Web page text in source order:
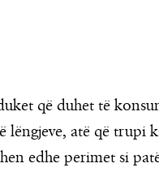
që duhet të
atë që trupi
edhe perimet si